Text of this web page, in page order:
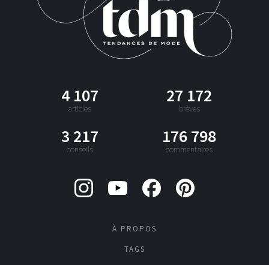
4 107
articles
27 172
brèves
3 217
conseils
176 798
commentaires
À PROPOS
TAGS